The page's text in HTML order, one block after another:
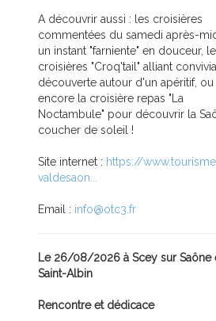
A découvrir aussi : les croisières
commentées du samedi après-
un instant "farniente" en douceur,
croisières "Croq'tail" alliant
découverte autour d'un apéritif, ou
encore la croisière repas "La
Noctambule" pour découvrir la
coucher de soleil !
Site internet : https://
valdesaon...
Email : info@otc3.fr
Le 26/08/2026 à Scey sur Saône
Saint-Albin
Rencontre et dédicace